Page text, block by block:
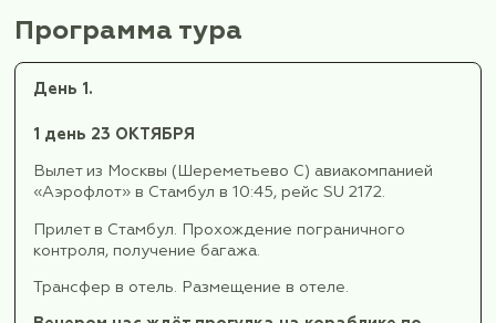
Одноместное размещение
Двухместное размещение
Оставить заявку